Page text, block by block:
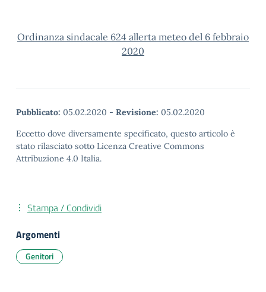
Ordinanza sindacale 624 allerta meteo del 6 febbraio
2020
Pubblicato: 05.02.2020 - Revisione: 05.02.2020
Eccetto dove diversamente specificato, questo articolo è
stato rilasciato sotto Licenza Creative Commons
Attribuzione 4.0 Italia.
Stampa / Condividi
Argomenti
Genitori